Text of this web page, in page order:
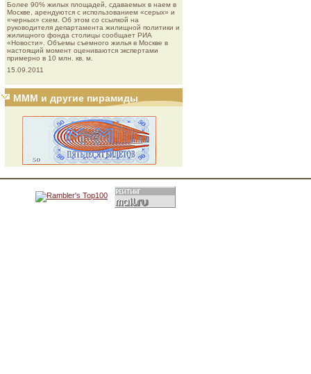
Более 90% жилых площадей, сдаваемых в наем в
Москве, арендуются с использованием «серых» и
«черных» схем. Об этом со ссылкой на
руководителя департамента жилищной политики и
жилищного фонда столицы сообщает РИА
«Новости». Объемы съемного жилья в Москве в
настоящий момент оцениваются экспертами
примерно в 10 млн. кв. м.
15.09.2011
МММ и другие пирамиды